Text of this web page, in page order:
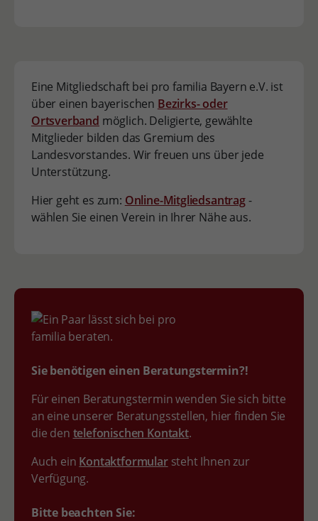
Eine Mitgliedschaft bei pro familia Bayern e.V. ist
über einen bayerischen Bezirks- oder
Ortsverband möglich. Deligierte, gewählte
Mitglieder bilden das Gremium des
Landesvorstandes. Wir freuen uns über jede
Unterstützung.
Hier geht es zum: Online-Mitgliedsantrag-
wählen Sie einen Verein in Ihrer Nähe aus.
Sie benötigen einen Beratungstermin?!
Für einen Beratungstermin wenden Sie sich bitte
an eine unserer Beratungsstellen, hier finden Sie
die den telefonischen Kontakt.
Auch ein Kontaktformularsteht Ihnen zur
Verfügung.
Bitte beachten Sie: